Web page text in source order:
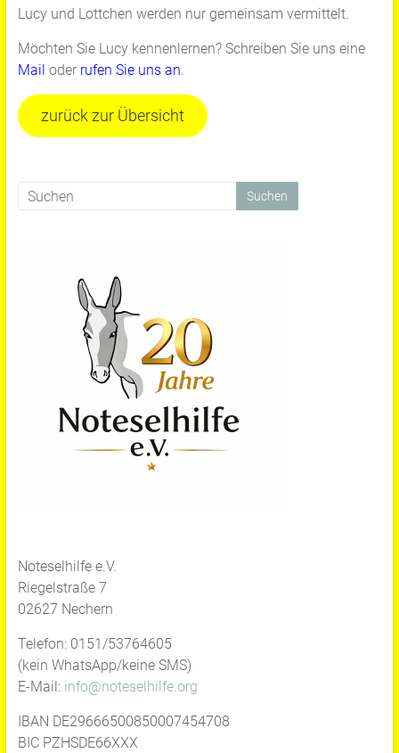
Lucy und Lottchen werden nur gemeinsam vermittelt.
Möchten Sie Lucy kennenlernen? Schreiben Sie uns eine
Mail oder rufen Sie uns an.
zurück zur Übersicht
Noteselhilfe e.V.
Riegelstraße 7
02627 Nechern
Telefon: 0151/53764605
(kein WhatsApp/keine SMS)
E-Mail: info@noteselhilfe.org
IBAN DE29666500850007454708
BIC PZHSDE66XXX